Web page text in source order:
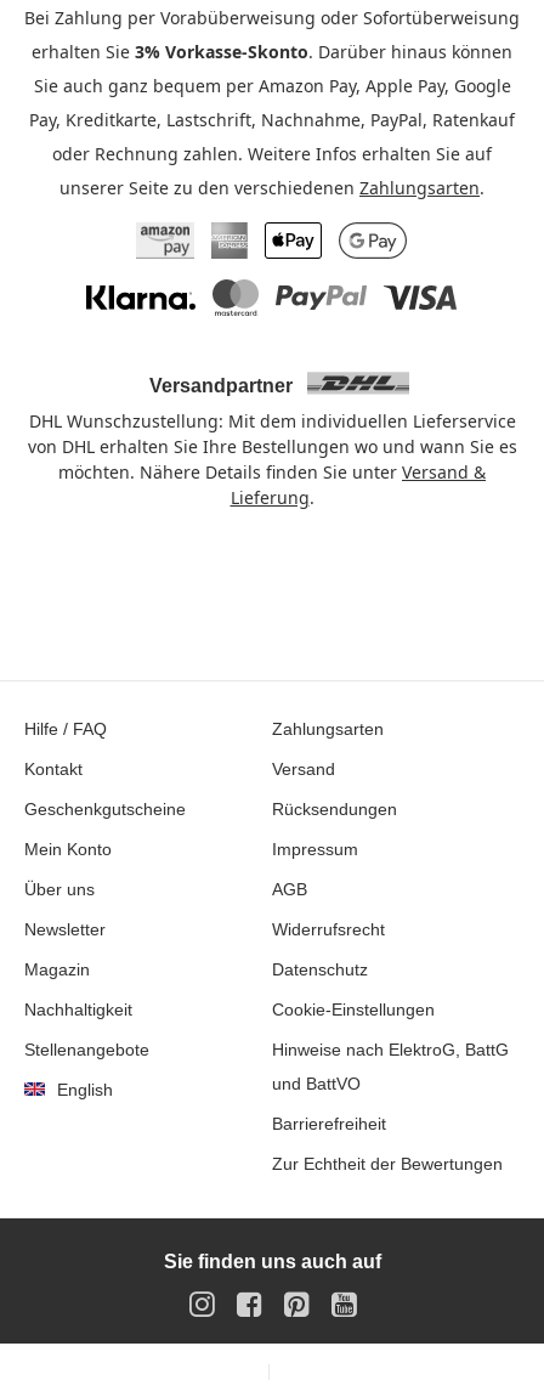
Bei Zahlung per Vorabüberweisung oder Sofortüberweisung
erhalten Sie 3% Vorkasse-Skonto. Darüber hinaus können
Sie auch ganz bequem per Amazon Pay, Apple Pay, Google
Pay, Kreditkarte, Lastschrift, Nachnahme, PayPal, Ratenkauf
oder Rechnung zahlen. Weitere Infos erhalten Sie auf
unserer Seite zu den verschiedenen Zahlungsarten.
Amazon PayAmerican Express
Apple PayGoogle Pay
Klarna MastercardPayPal Visa
Versandpartner
DHL Wunschzustellung: Mit dem individuellen Lieferservice
von DHL erhalten Sie Ihre Bestellungen wo und wann Sie es
möchten. Nähere Details finden Sie unter Versand &
Lieferung.
Hilfe / FAQ
Kontakt
Geschenkgutscheine
Mein Konto
Über uns
Newsletter
Magazin
Nachhaltigkeit
Stellenangebote
English
Zahlungsarten
Versand
Rücksendungen
Impressum
AGB
Widerrufsrecht
Datenschutz
Cookie-Einstellungen
Hinweise nach ElektroG, BattG
und BattVO
Barrierefreiheit
Zur Echtheit der Bewertungen
Sie finden uns auch auf
InstagramFacebookPinterestYouTube